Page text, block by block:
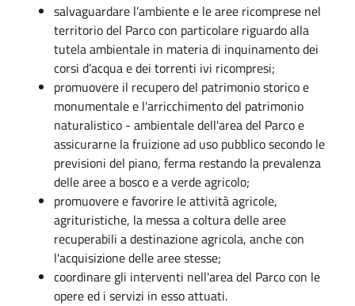
salvaguardare l’ambiente e le aree ricomprese nel
territorio del Parco con particolare riguardo alla
tutela ambientale in materia di inquinamento dei
corsi d’acqua e dei torrenti ivi ricompresi;
promuovere il recupero del patrimonio storico e
monumentale e l'arricchimento del patrimonio
naturalistico - ambientale dell'area del Parco e
assicurarne la fruizione ad uso pubblico secondo le
previsioni del piano, ferma restando la prevalenza
delle aree a bosco e a verde agricolo;
promuovere e favorire le attività agricole,
agrituristiche, la messa a coltura delle aree
recuperabili a destinazione agricola, anche con
l'acquisizione delle aree stesse;
coordinare gli interventi nell'area del Parco con le
opere ed i servizi in esso attuati.